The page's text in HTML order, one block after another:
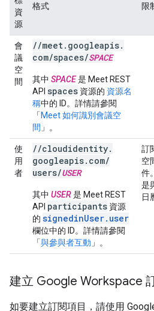
資
源
格式 限
會
議
空
間
//meet. googleapis.
com/spaces/SPACE
其中 SPACE是 Meet REST
API spaces 資源的 資源名
稱中的 ID。詳情請參閱
「 Meet 如何識別會議空
間 」。
使
用
者
//cloudidentity.
googleapis. com/
users/USER
其中 USER是 Meet REST
API participants 資源
的 signedinUser.user
欄位中的 ID。詳情請參閱
「與參與者互動 」。
訂
空
件
是
日
建立 Google Workspace
如要建立訂閱項目，請使用